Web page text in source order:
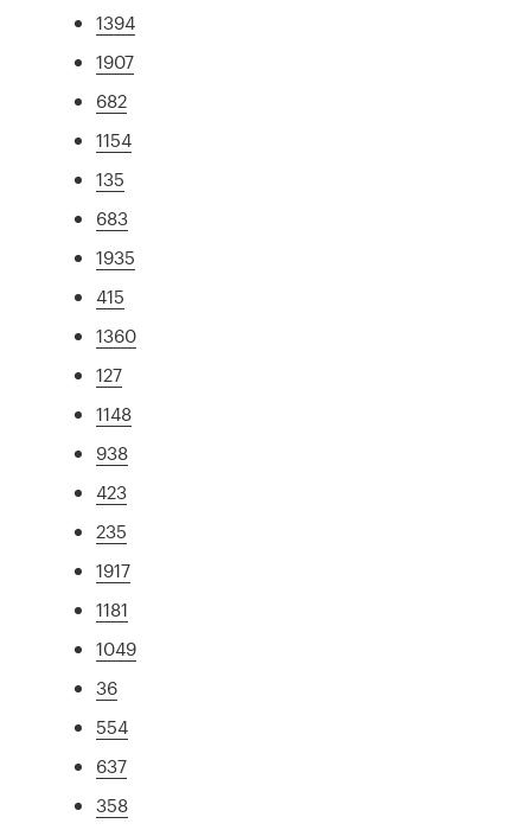
1394
1907
682
1154
135
683
1935
415
1360
127
1148
938
423
235
1917
1181
1049
36
554
637
358